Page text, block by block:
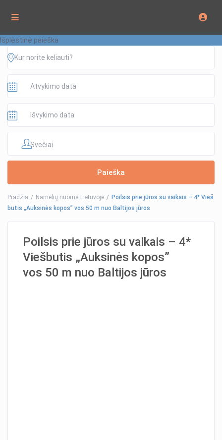
Išplėstinė paieška
Svečiai
Pradžia Namelių nuoma Lietuvoje
Poilsis prie jūros su vaikais – 4* Vieš
butis „Auksinės kopos” vos 50 m nuo Baltijos jūros
Poilsis prie jūros su vaikais – 4*
Viešbutis „Auksinės kopos”
vos 50 m nuo Baltijos jūros